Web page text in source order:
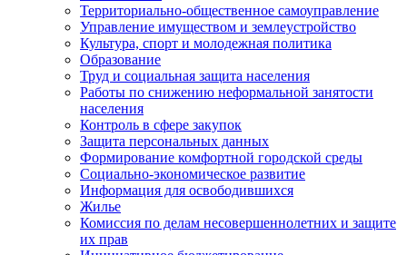
Территориально-общественное самоуправление
Управление имуществом и землеустройство
Культура, спорт и молодежная политика
Образование
Труд и социальная защита населения
Работы по снижению неформальной занятости
населения
Контроль в сфере закупок
Защита персональных данных
Формирование комфортной городской среды
Социально-экономическое развитие
Информация для освободившихся
Жилье
Комиссия по делам несовершеннолетних и защите
их прав